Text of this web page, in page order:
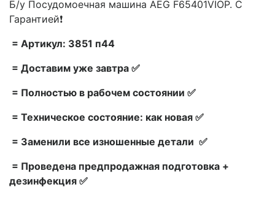
Б/у Посудомоечная машина AEG F65401VIOP. С
Гарантией❗
= Артикул: 3851 п44
= Доставим уже завтра ✅
= Полностью в рабочем состоянии ✅
= Техническое состояние: как новая ✅
= Заменили все изношенные детали ✅
= Проведена предпродажная подготовка +
дезинфекция ✅